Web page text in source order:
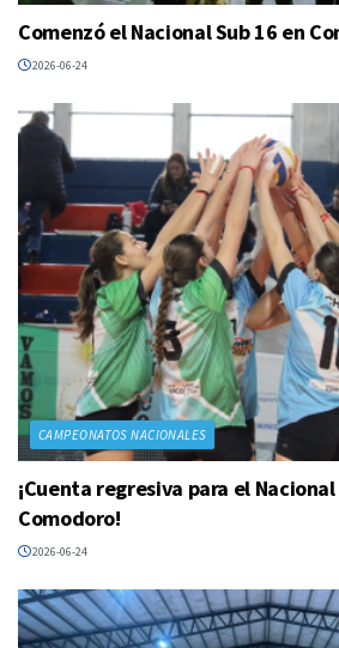
Comenzó el Nacional Sub 16 en
2026-06-24
CAMPEONATOS NACIONALES
¡Cuenta regresiva para el Nacional
Comodoro!
2026-06-24